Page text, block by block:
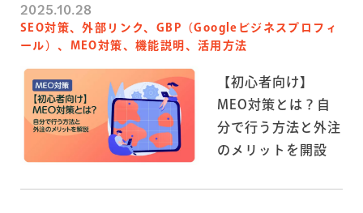
2025.10.28
SEO対策、外部リンク、GBP（Googleビジネスプロフィ
ール）、MEO対策、機能説明、活用方法
【初心者向け】
MEO対策とは？自
分で行う方法と外注
のメリットを開設